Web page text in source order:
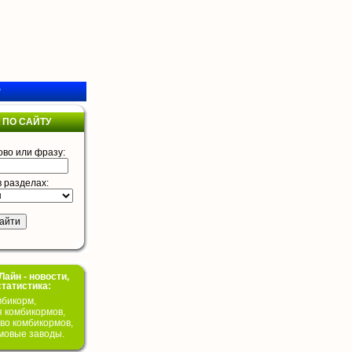
САЙТУ
или фразу:
разделах:
- новости,
комбикормов,
комбикормов,
заводы.